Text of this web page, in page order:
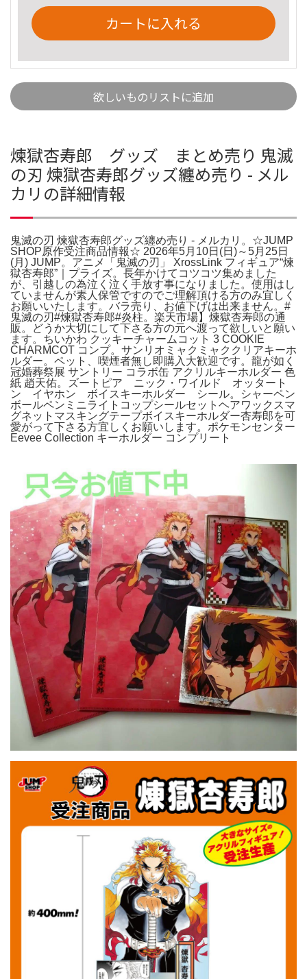
カートに入れる
欲しいものリストに追加
煉獄杏寿郎 グッズ まとめ売り 鬼滅
の刃 煉獄杏寿郎グッズ纏め売り - メル
カリの詳細情報
鬼滅の刃 煉獄杏寿郎グッズ纏め売り - メルカリ。☆JUMP
SHOP原作受注商品情報☆ 2026年5月10日(日)～5月25日
(月) JUMP。アニメ「鬼滅の刃」 XrossLink フィギュア“煉󠄁
獄杏寿郎”｜プライズ。長年かけてコツコツ集めました
が、引越しの為泣く泣く手放す事になりました。使用はし
ていませんが素人保管ですのでご理解頂ける方のみ宜しく
お願いいたします。バラ売り、お値下げは出来ません。#
鬼滅の刃#煉獄杏寿郎#炎柱。楽天市場】煉獄杏寿郎の通
販。どうか大切にして下さる方の元へ渡って欲しいと願い
ます。ちいかわ クッキーチャームコット 3 COOKIE
CHARMCOT コンプ。サンリオミャクミャククリアキーホ
ルダー。ペット、喫煙者無し即購入大歓迎です。龍が如く
冠婚葬祭展 サントリー コラボ缶 アクリルキーホルダー 色
紙 趙天佑。ズートピア ニック・ワイルド オッタート
ン イヤホン ボイスキーホルダー シール。シャーペン
ボールペンミニライトコップシールセットヘアワックスマ
グネットマスキングテープボイスキーホルダー杏寿郎を可
愛がって下さる方宜しくお願いします。ポケモンセンター
Eevee Collection キーホルダー コンプリート